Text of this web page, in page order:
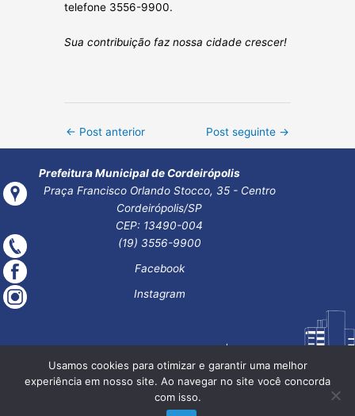
telefone 3556-9900.
Sua contribuição faz nossa cidade crescer!
Post
← Post anterior Post seguinte →
Prefeitura Municipal de Cordeirópolis
Praça Francisco Orlando Stocco, 35 - Centro
Cordeirópolis/SP
CEP: 13490-004
(19) 3556-9900
Facebook
Instagram
Usamos cookies para otimizar e garantir uma melhor
experiência em nosso site. Ao navegar no site você concorda
com isso.